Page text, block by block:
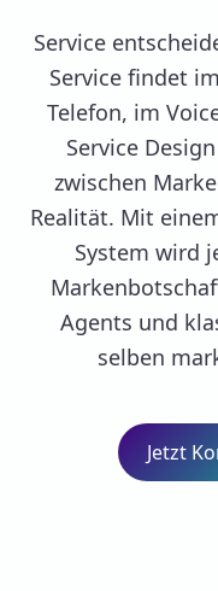
Service
Service findet
Telefon, im
Service
zwischen
Realität. Mit
System wird
Agents und
selben
Jetzt